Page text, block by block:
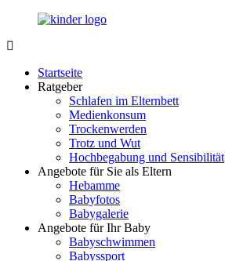
Zurück
Inhalt
Portal
Nachwuchs
Startseite
Ratgeber
Schlafen im Elternbett
Medienkonsum
Trockenwerden
Trotz und Wut
Hochbegabung und Sensibilität
Angebote für Sie als Eltern
Hebamme
Babyfotos
Babygalerie
Angebote für Ihr Baby
Babyschwimmen
Babyssport